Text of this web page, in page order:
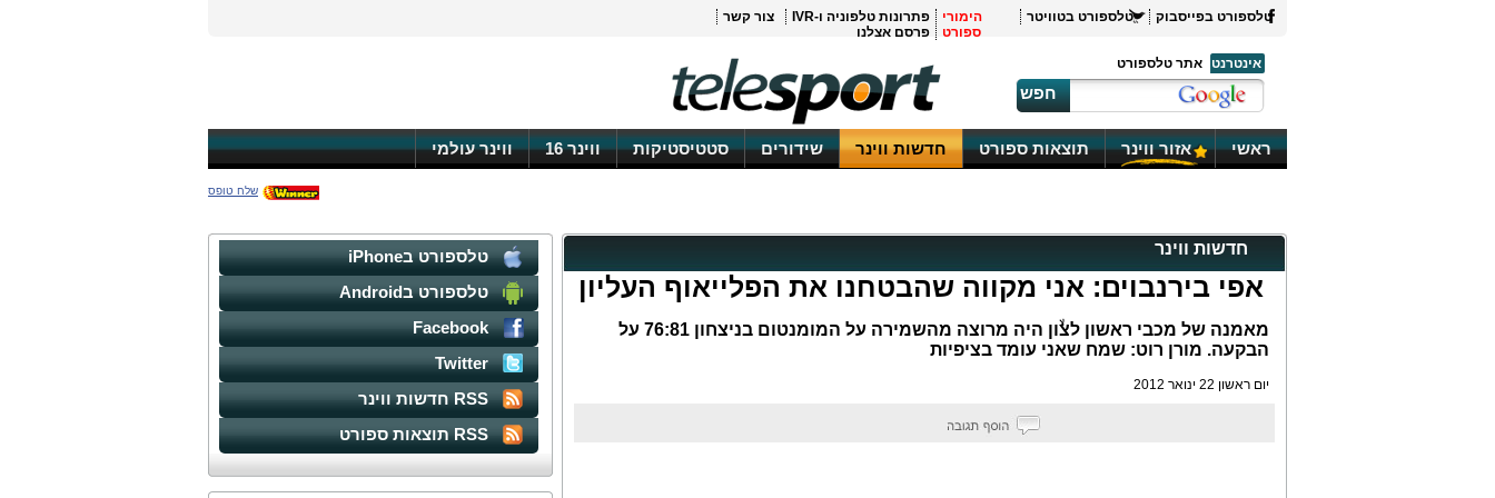
טלספורט בפייסבוק טלספורט בטוויטר
הימורי
ספורט
פתרונות טלפוניה ו-IVR
צור קשר
פרסם אצלנו
אינטרנט
אתר טלספורט
חפש
ראשי אזור ווינר תוצאות ספורט חדשות ווינר שידורים סטטיסטיקות ווינר 16 ווינר עולמי
שלח טופס
חדשות ווינר
אפי בירנבוים: אני מקווה שהבטחנו את הפלייאוף העליון
מאמנה של מכבי ראשון לצۙון היה מרוצה מהשמירה על המומנטום בניצחון 76:81 על
הבקעה. מורן רוט: שמח שאני עומד בציפיות
יום ראשון 22 ינואר 2012
טלספורט בiPhone
טלספורט בAndroid
Facebook
Twitter
RSS חדשות ווינר
RSS תוצאות ספורט